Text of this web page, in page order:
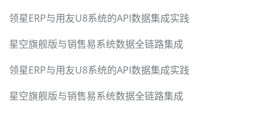
领星ERP与用友U8系统的API数据集成实践
星空旗舰版与销售易系统数据全链路集成
领星ERP与用友U8系统的API数据集成实践
星空旗舰版与销售易系统数据全链路集成